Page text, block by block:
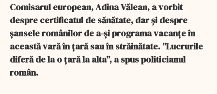
Comisarul european, Adina Vălean, a vorbit
despre certificatul de sănătate, dar și despre
șansele românilor de a-și programa vacanțe în
această vară în țară sau în străinătate. ”Lucrurile
diferă de la o țară la alta”, a spus politicianul
român.